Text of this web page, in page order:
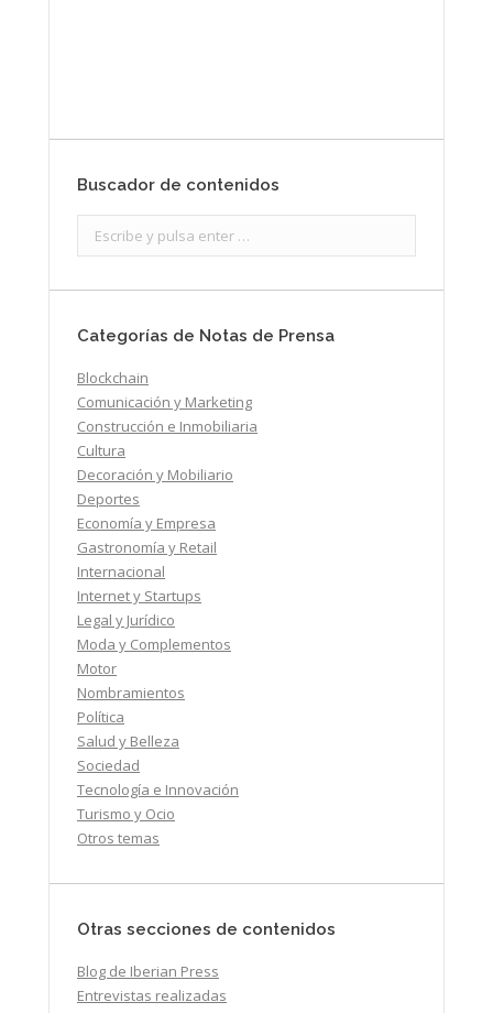
Buscador de contenidos
Categorías de Notas de Prensa
Blockchain
Comunicación y Marketing
Construcción e Inmobiliaria
Cultura
Decoración y Mobiliario
Deportes
Economía y Empresa
Gastronomía y Retail
Internacional
Internet y Startups
Legal y Jurídico
Moda y Complementos
Motor
Nombramientos
Política
Salud y Belleza
Sociedad
Tecnología e Innovación
Turismo y Ocio
Otros temas
Otras secciones de contenidos
Blog de Iberian Press
Entrevistas realizadas